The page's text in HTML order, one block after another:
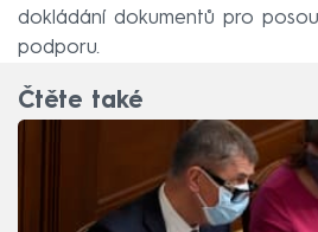
dokládání dokumentů pro
podporu.
Čtěte také